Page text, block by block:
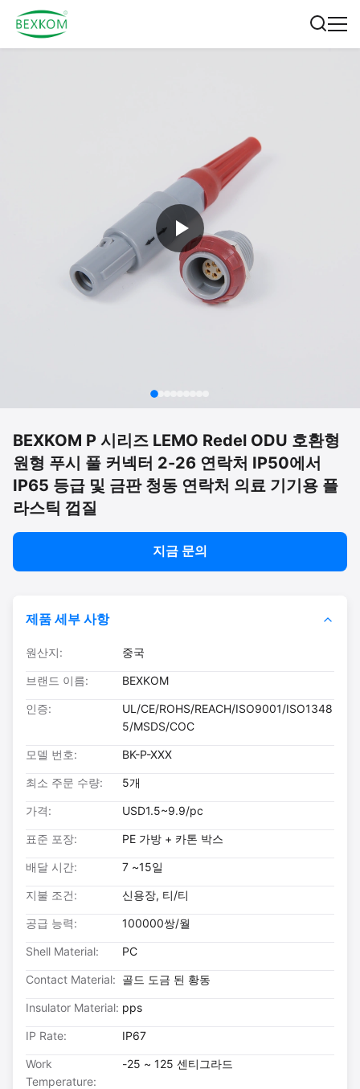
BEXKOM P 시리즈 LEMO Redel ODU 호환형
원형 푸시 풀 커넥터 2-26 연락처 IP50에서
IP65 등급 및 금판 청동 연락처 의료 기기용 플
라스틱 껍질
지금 문의
제품 세부 사항
원산지: 중국
브랜드 이름: BEXKOM
인증:
UL/CE/ROHS/REACH/ISO9001/ISO1348
5/MSDS/COC
모델 번호: BK-P-XXX
최소 주문 수량: 5개
가격: USD1.5~9.9/pc
표준 포장: PE 가방 + 카톤 박스
배달 시간: 7 ~15일
지불 조건: 신용장, 티/티
공급 능력: 100000쌍/월
Shell Material: PC
Contact Material: 골드 도금 된 황동
Insulator Material: pps
IP Rate: IP67
Work
Temperature:
-25 ~ 125 센티그라드